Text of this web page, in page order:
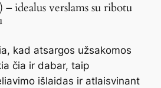
idealus verslams su ribotu
kad atsargos užsakomos
čia ir dabar, taip
išlaidas ir atlaisvinant